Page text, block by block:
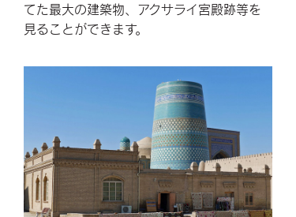
てた最大の建築物、アクサライ宮殿跡等を
見ることができます。